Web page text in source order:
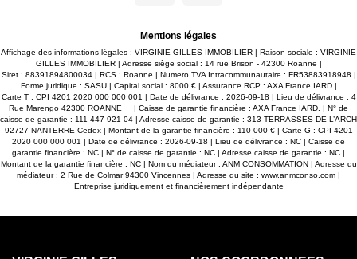
Mentions légales
Affichage des informations légales : VIRGINIE GILLES IMMOBILIER | Raison sociale : VIRGINIE
GILLES IMMOBILIER | Adresse siège social : 14 rue Brison - 42300 Roanne |
Siret : 88391894800034 | RCS : Roanne | Numero TVA Intracommunautaire : FR53883918948 |
Forme juridique : SASU | Capital social : 8000 € | Assurance RCP : AXA France IARD |
Carte T : CPI 4201 2020 000 000 001 | Date de délivrance : 2026-09-18 | Lieu de délivrance : 4
Rue Marengo 42300 ROANNE | Caisse de garantie financière : AXA France IARD. | N° de
caisse de garantie : 111 447 921 04 | Adresse caisse de garantie : 313 TERRASSES DE L’ARCH
92727 NANTERRE Cedex | Montant de la garantie financière : 110 000 € | Carte G : CPI 4201
2020 000 000 001 | Date de délivrance : 2026-09-18 | Lieu de délivrance : NC | Caisse de
garantie financière : NC | N° de caisse de garantie : NC | Adresse caisse de garantie : NC |
Montant de la garantie financière : NC | Nom du médiateur : ANM CONSOMMATION | Adresse du
médiateur : 2 Rue de Colmar 94300 Vincennes | Adresse du site : www.anmconso.com |
Entreprise juridiquement et financièrement indépendante